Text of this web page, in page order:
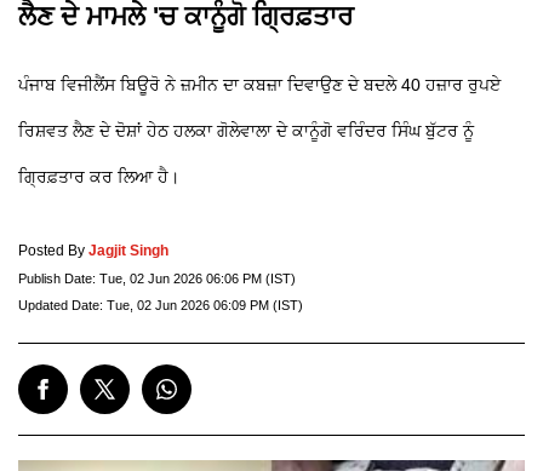
ਲੈਣ ਦੇ ਮਾਮਲੇ 'ਚ ਕਾਨੂੰਗੋ ਗ੍ਰਿਫ਼ਤਾਰ
ਪੰਜਾਬ ਵਿਜੀਲੈਂਸ ਬਿਊਰੋ ਨੇ ਜ਼ਮੀਨ ਦਾ ਕਬਜ਼ਾ ਦਿਵਾਉਣ ਦੇ ਬਦਲੇ 40 ਹਜ਼ਾਰ ਰੁਪਏ
ਰਿਸ਼ਵਤ ਲੈਣ ਦੇ ਦੋਸ਼ਾਂ ਹੇਠ ਹਲਕਾ ਗੋਲੇਵਾਲਾ ਦੇ ਕਾਨੂੰਗੋ ਵਰਿੰਦਰ ਸਿੰਘ ਬੁੱਟਰ ਨੂੰ
ਗ੍ਰਿਫ਼ਤਾਰ ਕਰ ਲਿਆ ਹੈ।
Posted By Jagjit Singh
Publish Date: Tue, 02 Jun 2026 06:06 PM (IST)
Updated Date: Tue, 02 Jun 2026 06:09 PM (IST)